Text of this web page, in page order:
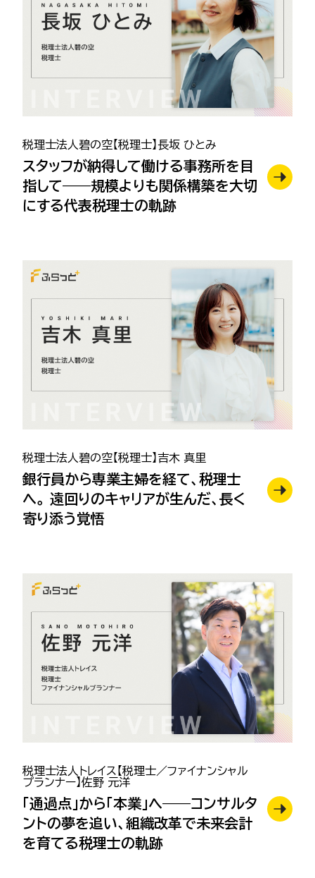
税理士法人碧の空【税理士】長坂 ひとみ
スタッフが納得して働ける事務所を目
指して——規模よりも関係構築を大切
にする代表税理士の軌跡
税理士法人碧の空【税理士】吉木 真里
銀行員から専業主婦を経て、税理士
へ。 遠回りのキャリアが生んだ、長く
寄り添う覚悟
税理士法人トレイス【税理士／ファイナンシャル
プランナー】佐野 元洋
「通過点」から「本業」へ——コンサルタ
ントの夢を追い、組織改革で未来会計
を育てる税理士の軌跡